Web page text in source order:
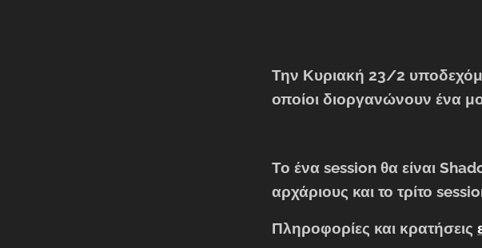
Την Κυριακή 23/2
οποίοι διοργανώνουν ένα
Το ένα session θα είναι
αρχάριους και το τρίτο
Πληροφορίες και κρατήσεις